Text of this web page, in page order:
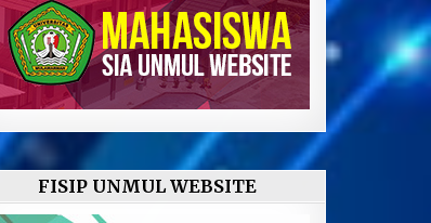
FISIP UNMUL WEBSITE